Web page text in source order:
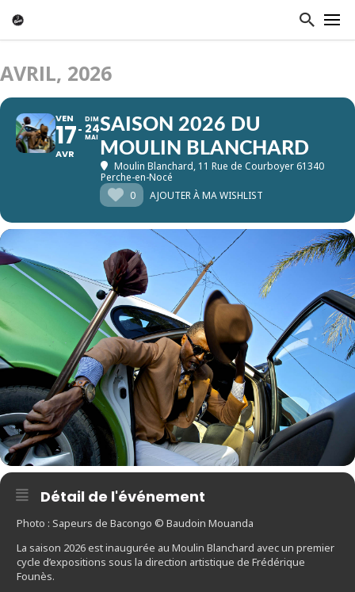
AVRIL, 2026
VEN
17
AVR
DIM
24
MAI
SAISON 2026 DU
MOULIN BLANCHARD
Moulin Blanchard, 11 Rue de Courboyer 61340
Perche-en-Nocé
0
AJOUTER À MA WISHLIST
Détail de l'événement
Photo : Sapeurs de Bacongo © Baudoin Mouanda
La saison 2026 est inaugurée au Moulin Blanchard avec un premier
cycle d’expositions sous la direction artistique de Frédérique
Founès.